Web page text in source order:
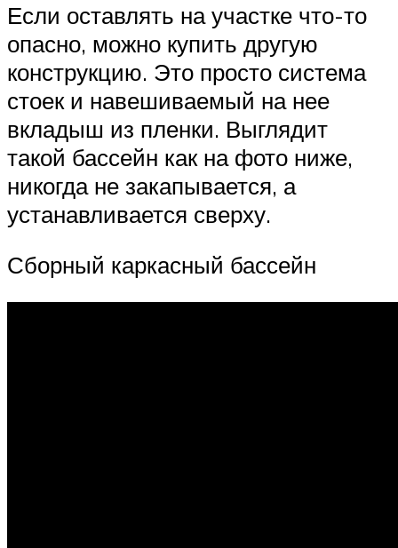
Если оставлять на участке что-то
опасно, можно купить другую
конструкцию. Это просто система
стоек и навешиваемый на нее
вкладыш из пленки. Выглядит
такой бассейн как на фото ниже,
никогда не закапывается, а
устанавливается сверху.
Сборный каркасный бассейн